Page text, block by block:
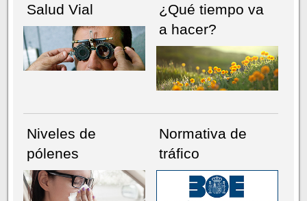
Salud Vial
¿Qué tiempo va
a hacer?
Niveles de
pólenes
Normativa de
tráfico